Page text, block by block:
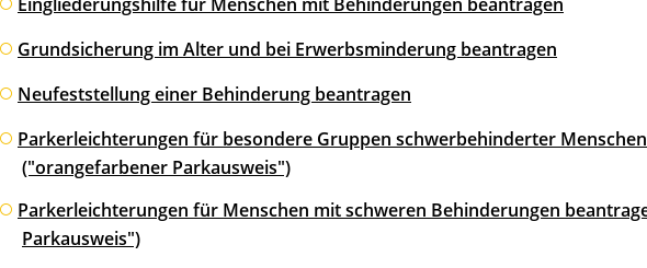
Grundsicherung im Alter und bei Erwerbsminderung beantragen
Neufeststellung einer Behinderung beantragen
Parkerleichterungen für besondere Gruppen schwerbehinderter
("orangefarbener Parkausweis")
Parkerleichterungen für Menschen mit schweren Behinderungen
Parkausweis")